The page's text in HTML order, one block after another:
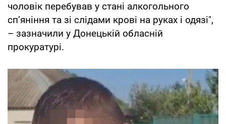
чоловік перебував у стані алкогольного
сп’яніння та зі слідами крові на руках і одязі",
– зазначили у Донецькій обласній
прокуратурі.